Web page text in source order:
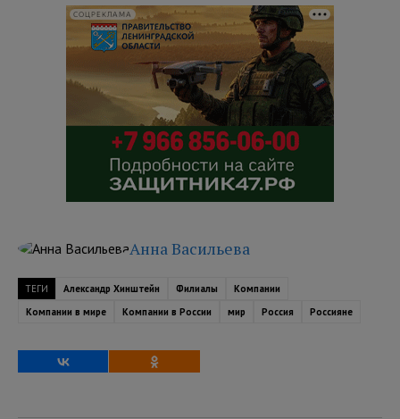
СОЦРЕКЛАМА
Анна Васильева
ТЕГИ Александр Хинштейн Филиалы
Компании
Компании в мире
Компании в России мир Россия Россияне